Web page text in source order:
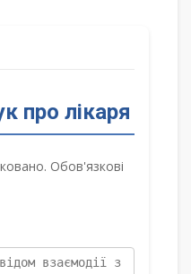
про лікаря
Обов'язкові